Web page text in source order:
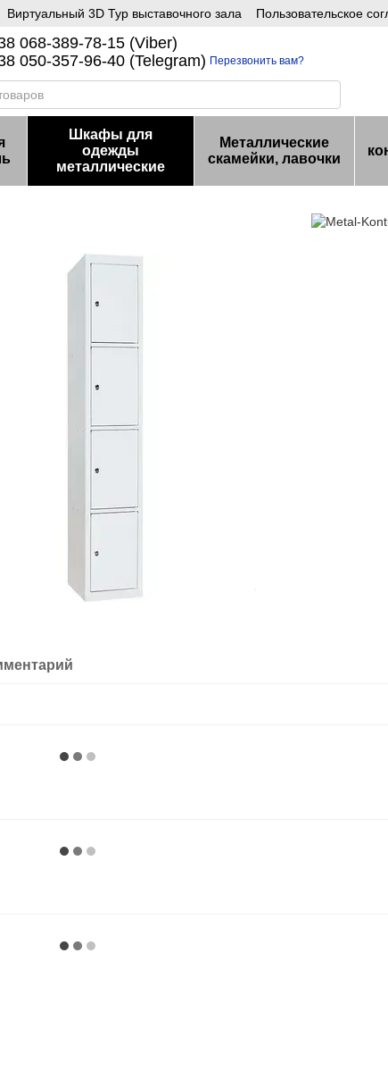
Виртуальный 3D Тур выставочного зала Пользовательское
068-389-78-15 (Viber)
050-357-96-40 (Telegram) Перезвонить вам?
Шкафы для
одежды
металлические
Металлические
скамейки, лавочки